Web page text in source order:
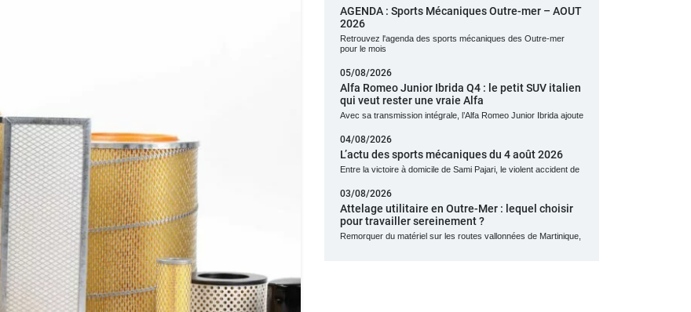
AGENDA : Sports Mécaniques Outre-mer – AOUT
2026
Retrouvez l'agenda des sports mécaniques des Outre-mer
pour le mois
05/08/2026
Alfa Romeo Junior Ibrida Q4 : le petit SUV italien
qui veut rester une vraie Alfa
Avec sa transmission intégrale, l’Alfa Romeo Junior Ibrida ajoute
04/08/2026
L’actu des sports mécaniques du 4 août 2026
Entre la victoire à domicile de Sami Pajari, le violent accident de
03/08/2026
Attelage utilitaire en Outre-Mer : lequel choisir
pour travailler sereinement ?
Remorquer du matériel sur les routes vallonnées de Martinique,